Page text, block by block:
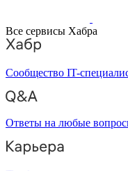
Все сервисы Хабра
Сообщество IT-
Ответы на любые